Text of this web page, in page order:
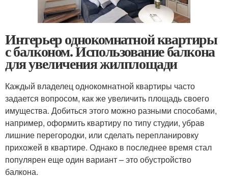
Интерьер однокомнатной квартиры
с балконом. Использование балкона
для увеличения жилплощади
Каждый владелец однокомнатной квартиры часто
задается вопросом, как же увеличить площадь своего
имущества. Добиться этого можно разными способами,
например, оформить квартиру по типу студии, убрав
лишние перегородки, или сделать перепланировку
прихожей в квартире. Однако в последнее время стал
популярен еще один вариант – это обустройство
балкона.